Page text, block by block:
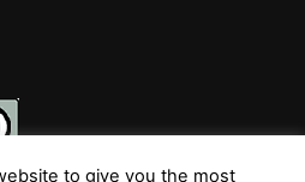
to give you the most